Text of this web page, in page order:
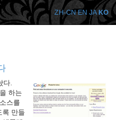
다.
하는
스를
록 만들
ZH-CN EN JA KO